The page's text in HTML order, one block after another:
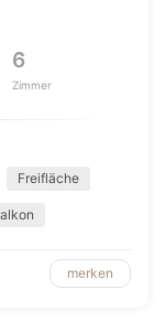
6
Zimmer
Freifläche
merken